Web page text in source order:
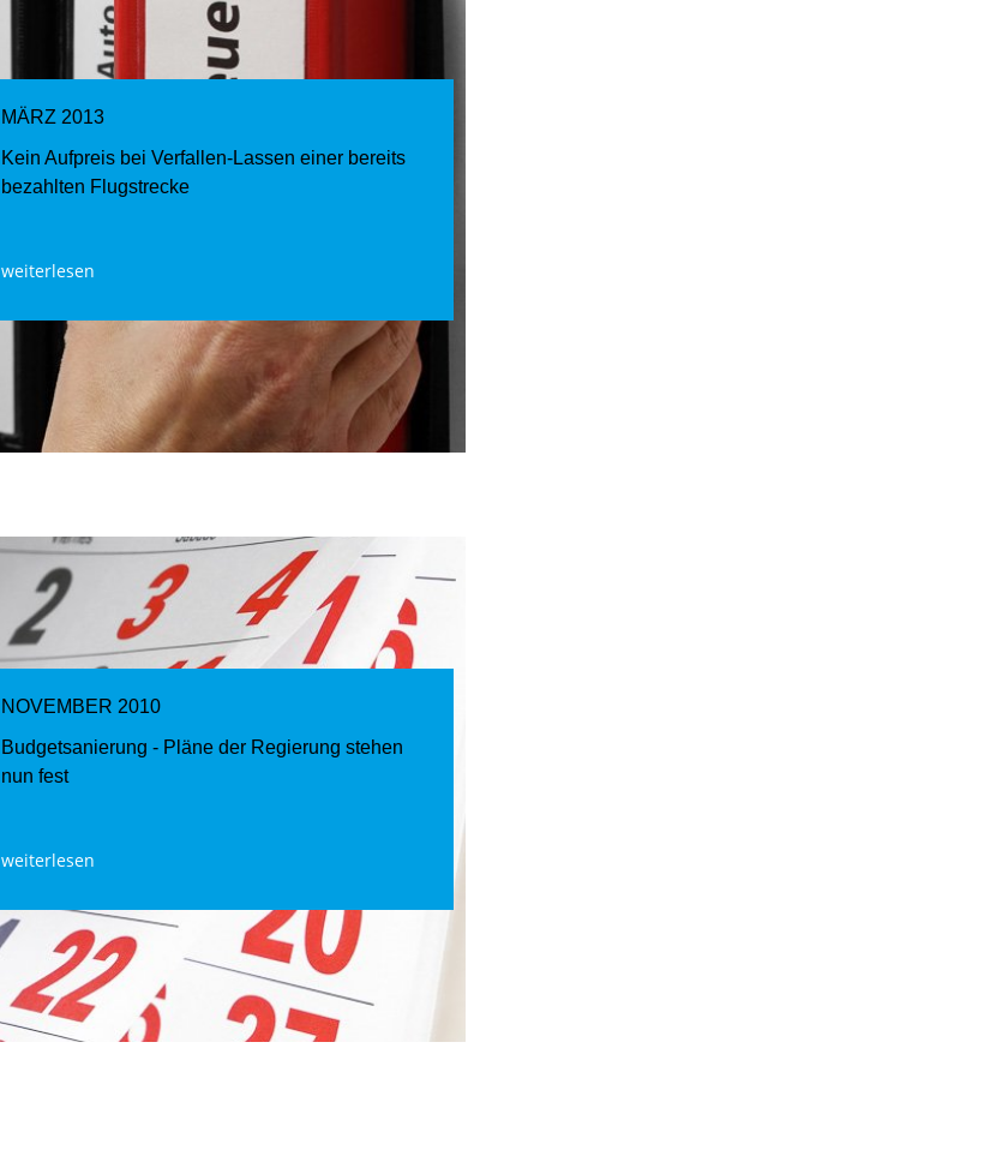
MÄRZ 2013
Kein Aufpreis bei Verfallen-Lassen einer bereits
bezahlten Flugstrecke
weiterlesen
NOVEMBER 2010
Budgetsanierung - Pläne der Regierung stehen
nun fest
weiterlesen